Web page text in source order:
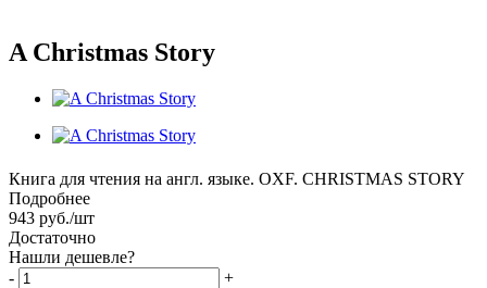
A Christmas Story
Книга для чтения на англ. языке. OXF. CHRISTMAS STORY
Подробнее
943 руб./шт
Достаточно
Нашли дешевле?
-
+